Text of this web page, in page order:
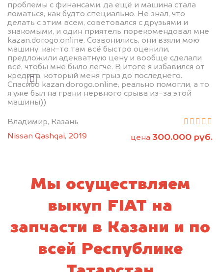
проблемы с финансами, да ещё и машина стала
ломаться, как будто специально. Не знал, что
делать с этим всем, советовался с друзьями и
знакомыми, и один приятель порекомендовал мне
kazan.dorogo.online. Созвонились, они взяли мою
машину, как-то там всё быстро оценили,
предложили адекватную цену и вообще сделали
всё, чтобы мне было легче. В итоге я избавился от
кредита, который меня грыз до последнего.
Спасибо kazan.dorogo.online, реально помогли, а то
я уже был на грани нервного срыва из-за этой
машины))
Владимир, Казань
Nissan Qashqai, 2019
цена 300.000 руб.
Узнать стоимость
Я даю согласие на обработку своих
персональных данных и соглашаюсь с
политикой конфиденциальности
Мы осуществляем
выкуп FIAT на
запчасти в Казани и по
всей Республике